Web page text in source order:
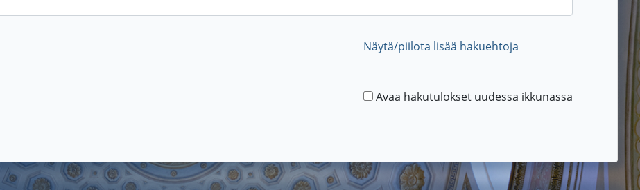
Näytä/piilota lisää hakuehtoja
Avaa hakutulokset uudessa ikkunassa